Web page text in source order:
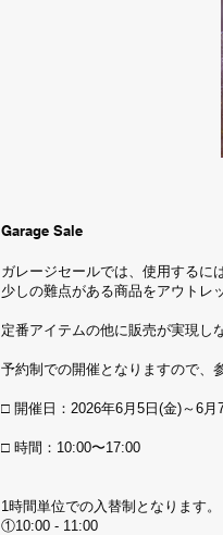
Garage Sale
ガレージセールでは、使用するに
少しの難点がある商品をアウトレ
定番アイテムの他に販売が実現し
予約制での開催となりますので、
□ 開催日：2026年6月5日(金)～6月
□ 時間：10:00〜17:00
1時間単位での入替制となります。
①10:00 - 11:00